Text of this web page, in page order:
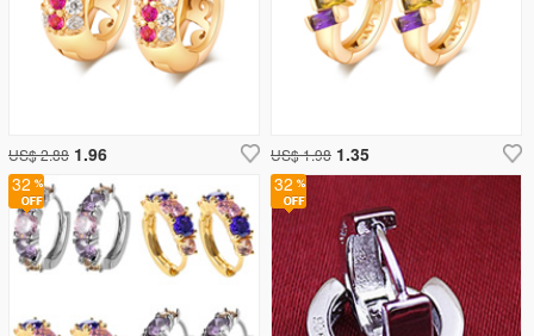
US$ 2.88 1.96 US$ 1.98 1.35
32 32